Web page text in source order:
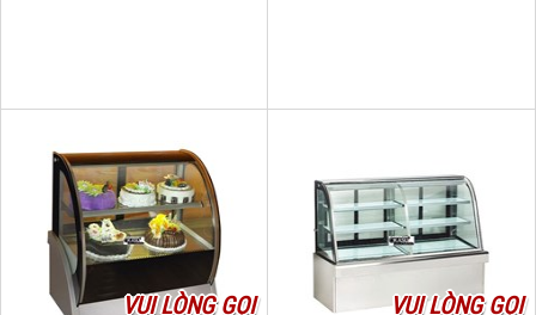
VUI LÒNG GỌI VUI LÒNG GỌI